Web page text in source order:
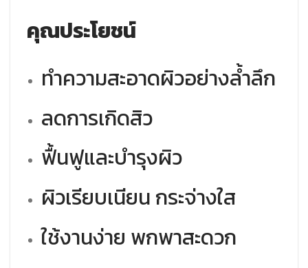
คุณประโยชน์
ทำความสะอาดผิวอย่างล้ำลึก
ลดการเกิดสิว
ฟื้นฟูและบำรุงผิว
ผิวเรียบเนียน กระจ่างใส
ใช้งานง่าย พกพาสะดวก